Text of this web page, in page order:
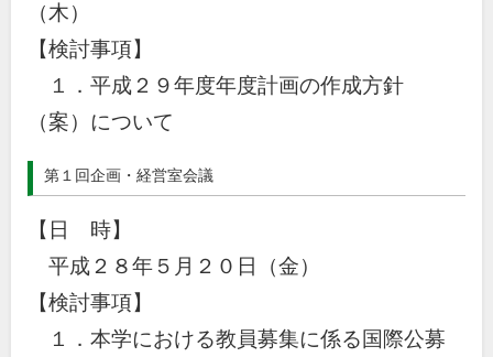
（木）
【検討事項】
１．平成２９年度年度計画の作成方針
（案）について
第１回企画・経営室会議
【日 時】
平成２８年５月２０日（金）
【検討事項】
１．本学における教員募集に係る国際公募